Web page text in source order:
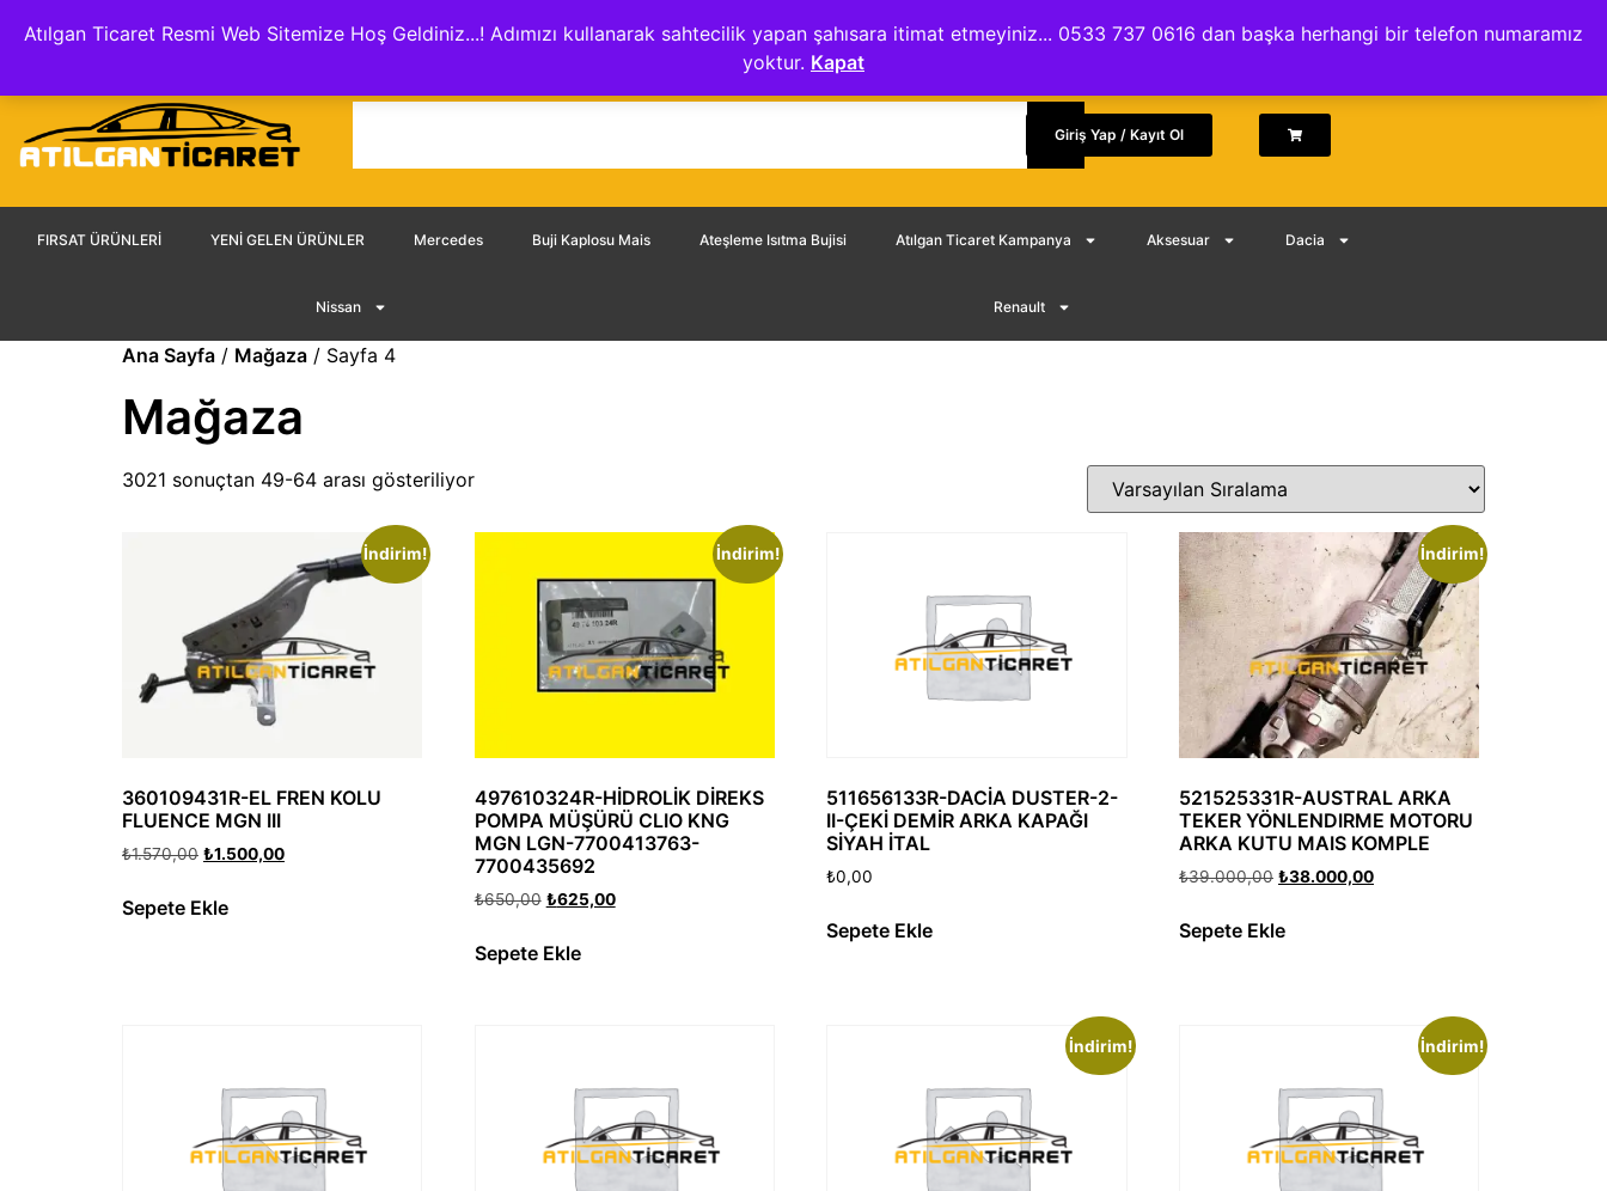
Atılgan Ticaret Resmi Web Sitemize Hoş Geldiniz...! Adımızı kullanarak sahtecilik yapan şahısara itimat etmeyiniz... 0533 737 0616 dan başka herhangi bir telefon numaramız
yoktur. Kapat
Hakkımızda İletişim Hesap Numaraları KVKK Aydınlatma Metni Mesafeli Satış Sözleşmesi Gizlilik Sözleşmesi İptal ve İade Politikası
Giriş Yap / Kayıt Ol
FIRSAT ÜRÜNLERİ YENİ GELEN ÜRÜNLER Mercedes Buji Kaplosu Mais Ateşleme Isıtma Bujisi Atılgan Ticaret Kampanya Aksesuar Dacia
Nissan Renault
Ana Sayfa / Mağaza / Sayfa 4
Mağaza
3021 sonuçtan 49-64 arası gösteriliyor
İndirim!
360109431R-EL FREN KOLU
FLUENCE MGN III
₺1.570,00 ₺1.500,00
Sepete Ekle
İndirim!
497610324R-HİDROLİK DİREKS
POMPA MÜŞÜRÜ CLIO KNG
MGN LGN-7700413763-
7700435692
₺650,00 ₺625,00
Sepete Ekle
511656133R-DACİA DUSTER-2-
II-ÇEKİ DEMİR ARKA KAPAĞI
SİYAH İTAL
₺0,00
Sepete Ekle
İndirim!
521525331R-AUSTRAL ARKA
TEKER YÖNLENDIRME MOTORU
ARKA KUTU MAIS KOMPLE
₺39.000,00 ₺38.000,00
Sepete Ekle
İndirim! İndirim!